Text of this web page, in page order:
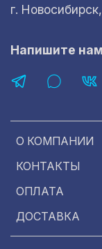
О КОМПАНИИ
КОНТАКТЫ
ОПЛАТА
ДОСТАВКА
г.
Напишите нам